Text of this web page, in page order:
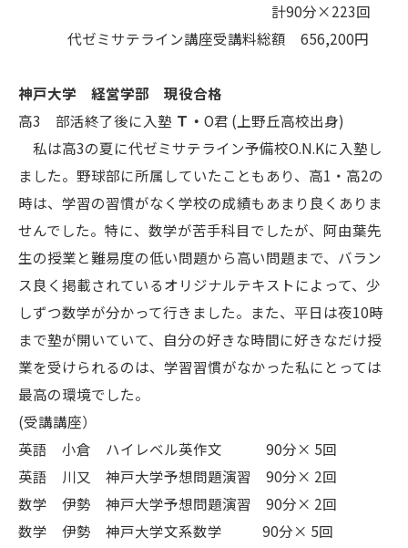
計90分×223回
代ゼミサテライン講座受講料総額 656,200円
神戸大学 経営学部 現役合格
高3 部活終了後に入塾 Ｔ・ O君 (上野丘高校出身)
私は高3の夏に代ゼミサテライン予備校O.N.Kに入塾し
ました。野球部に所属していたこともあり、高1・高2の
時は、学習の習慣がなく学校の成績もあまり良くありま
せんでした。特に、数学が苦手科目でしたが、阿由葉先
生の授業と難易度の低い問題から高い問題まで、バラン
ス良く掲載されているオリジナルテキストによって、少
しずつ数学が分かって行きました。また、平日は夜10時
まで塾が開いていて、自分の好きな時間に好きなだけ授
業を受けられるのは、学習習慣がなかった私にとっては
最高の環境でした。
(受講講座）
英語 小倉 ハイレベル英作文 90分× 5回
英語 川又 神戸大学予想問題演習 90分× 2回
数学 伊勢 神戸大学予想問題演習 90分× 2回
数学 伊勢 神戸大学文系数学 90分× 5回